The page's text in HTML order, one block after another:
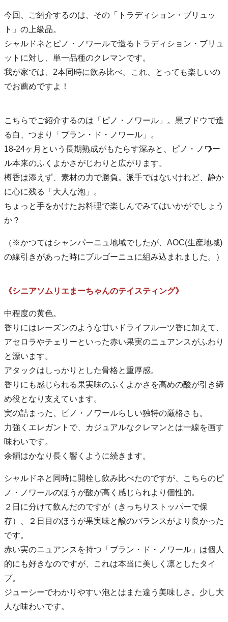
今回、ご紹介するのは、その「トラディション・ブリュッ
ト」の上級品。
シャルドネとピノ・ノワールで造るトラディション・ブリュ
ットに対し、単一品種のクレマンです。
我が家では、2本同時に飲み比べ。これ、とっても楽しいの
でお薦めですよ！
こちらでご紹介するのは「ピノ・ノワール」。黒ブドウで造
る白、つまり「ブラン・ド・ノワール」。
18-24ヶ月という長期熟成がもたらす深みと、ピノ・ノワー
ル本来のふくよかさがじわりと広がります。
樽香は添えず、素材の力で勝負。派手ではないけれど、静か
に心に残る「大人な泡」。
ちょっと手をかけたお料理で楽しんでみてはいかがでしょう
か？
（※かつてはシャンパーニュ地域でしたが、AOC(生産地域)
の線引きがあった時にブルゴーニュに組み込まれました。）
《シニアソムリエまーちゃんのテイスティング》
中程度の黄色。
香りにはレーズンのような甘いドライフルーツ香に加えて、
アセロラやチェリーといった赤い果実のニュアンスがふわり
と漂います。
アタックはしっかりとした骨格と重厚感。
香りにも感じられる果実味のふくよかさを高めの酸が引き締
め役となり支えています。
実の詰まった、ピノ・ノワールらしい独特の厳格さも。
力強くエレガントで、カジュアルなクレマンとは一線を画す
味わいです。
余韻はかなり長く響くように続きます。
シャルドネと同時に開栓し飲み比べたのですが、こちらのピ
ノ・ノワールのほうが酸が高く感じられより個性的。
２日に分けて飲んだのですが（きっちりストッパーで保
存）、２日目のほうが果実味と酸のバランスがより良かった
です。
赤い実のニュアンスを持つ「ブラン・ド・ノワール」は個人
的にも好きなのですが、これは本当に美しく凛としたタイ
プ。
ジューシーでわかりやすい泡とはまた違う美味しさ。少し大
人な味わいです。